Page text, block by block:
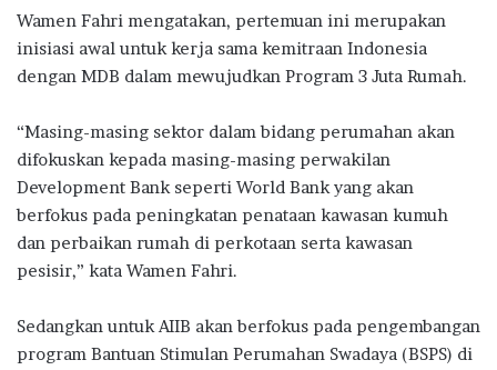
Wamen Fahri mengatakan, pertemuan ini merupakan
inisiasi awal untuk kerja sama kemitraan Indonesia
dengan MDB dalam mewujudkan Program 3 Juta Rumah.
“Masing-masing sektor dalam bidang perumahan akan
difokuskan kepada masing-masing perwakilan
Development Bank seperti World Bank yang akan
berfokus pada peningkatan penataan kawasan kumuh
dan perbaikan rumah di perkotaan serta kawasan
pesisir,” kata Wamen Fahri.
Sedangkan untuk AIIB akan berfokus pada pengembangan
program Bantuan Stimulan Perumahan Swadaya (BSPS) di